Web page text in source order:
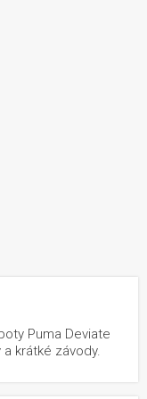
Puma Deviate
krátké závody.